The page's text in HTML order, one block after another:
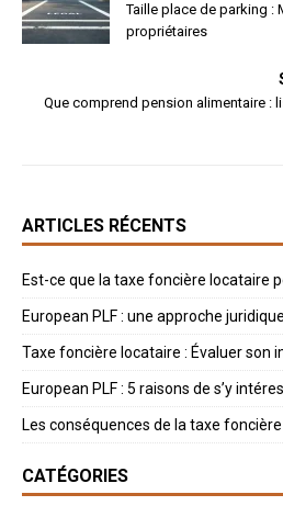
Taille place de parking :
propriétaires
Que comprend pension alimentaire :
ARTICLES RÉCENTS
Est-ce que la taxe foncière locataire
European PLF : une approche
Taxe foncière locataire : Évaluer son
European PLF : 5 raisons de s’y
Les conséquences de la taxe
CATÉGORIES